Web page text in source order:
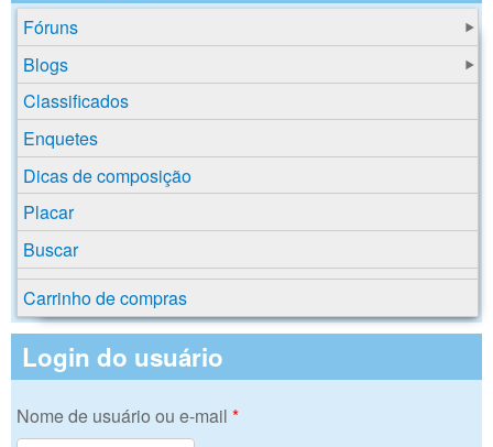
Fóruns
Blogs
Classificados
Enquetes
Dicas de composição
Placar
Buscar
Carrinho de compras
Login do usuário
Nome de usuário ou e-mail *